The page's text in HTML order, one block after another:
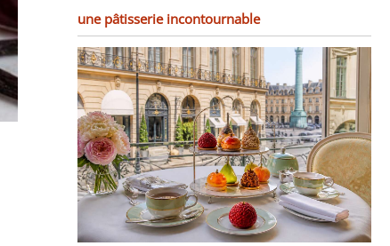
une pâtisserie incontournable